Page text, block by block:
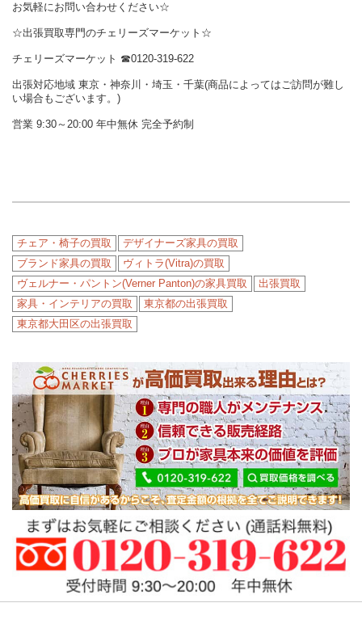
お気軽にお問い合わせください☆
☆出張買取専門のチェリーズマーケット☆
チェリーズマーケット ☎︎0120-319-622
出張対応地域 東京・神奈川・埼玉・千葉(商品によってはご訪問が難し
い場合もございます。)
営業 9:30～20:00 年中無休 完全予約制
チェア・椅子の買取
デザイナーズ家具の買取
ブランド家具の買取
ヴィトラ(Vitra)の買取
ヴェルナー・パントン(Verner Panton)の家具買取
出張買取
家具・インテリアの買取
東京都の出張買取
東京都大田区の出張買取